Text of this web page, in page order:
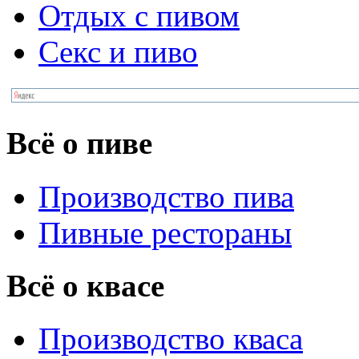
Отдых с пивом
Секс и пиво
Всё о пиве
Производство пива
Пивные рестораны
Всё о квасе
Производство кваса